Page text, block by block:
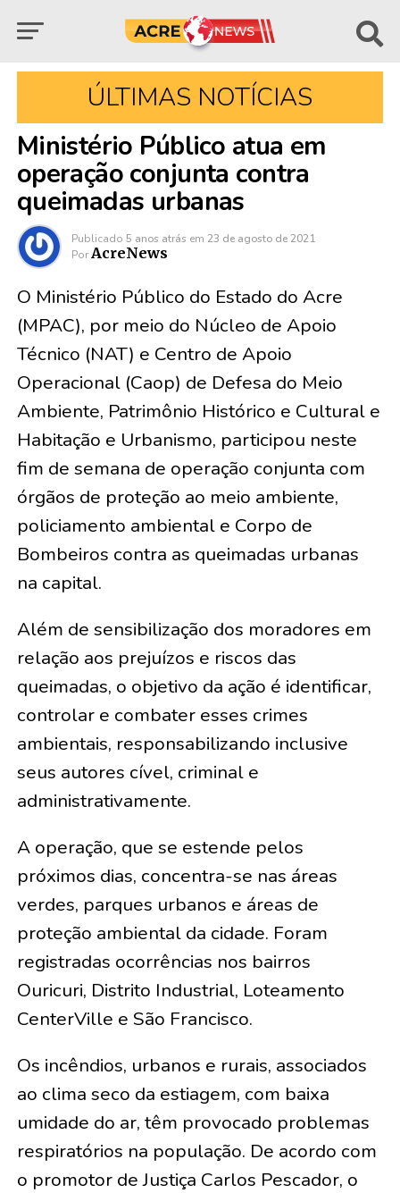
ÚLTIMAS NOTÍCIAS
Ministério Público atua em
operação conjunta contra
queimadas urbanas
Publicado 5 anos atrás em 23 de agosto de 2021
Por AcreNews
O Ministério Público do Estado do Acre
(MPAC), por meio do Núcleo de Apoio
Técnico (NAT) e Centro de Apoio
Operacional (Caop) de Defesa do Meio
Ambiente, Patrimônio Histórico e Cultural e
Habitação e Urbanismo, participou neste
fim de semana de operação conjunta com
órgãos de proteção ao meio ambiente,
policiamento ambiental e Corpo de
Bombeiros contra as queimadas urbanas
na capital.
Além de sensibilização dos moradores em
relação aos prejuízos e riscos das
queimadas, o objetivo da ação é identificar,
controlar e combater esses crimes
ambientais, responsabilizando inclusive
seus autores cível, criminal e
administrativamente.
A operação, que se estende pelos
próximos dias, concentra-se nas áreas
verdes, parques urbanos e áreas de
proteção ambiental da cidade. Foram
registradas ocorrências nos bairros
Ouricuri, Distrito Industrial, Loteamento
CenterVille e São Francisco.
Os incêndios, urbanos e rurais, associados
ao clima seco da estiagem, com baixa
umidade do ar, têm provocado problemas
respiratórios na população. De acordo com
o promotor de Justiça Carlos Pescador, o